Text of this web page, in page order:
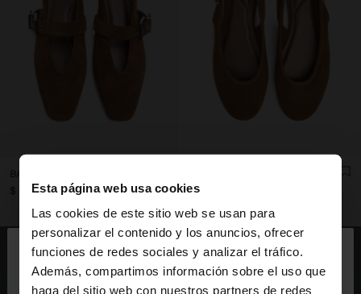
Esta página web usa cookies
Las cookies de este sitio web se usan para
personalizar el contenido y los anuncios, ofrecer
funciones de redes sociales y analizar el tráfico.
Además, compartimos información sobre el uso que
haga del sitio web con nuestros partners de redes
hola
$ 69,99
$ 69,99